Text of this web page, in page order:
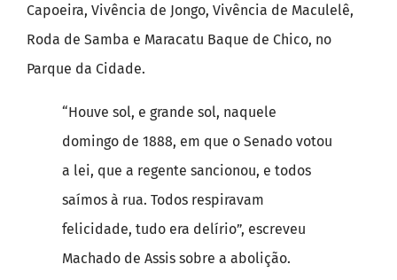
Capoeira, Vivência de Jongo, Vivência de Maculelê,
Roda de Samba e Maracatu Baque de Chico, no
Parque da Cidade.
“Houve sol, e grande sol, naquele
domingo de 1888, em que o Senado votou
a lei, que a regente sancionou, e todos
saímos à rua. Todos respiravam
felicidade, tudo era delírio”, escreveu
Machado de Assis sobre a abolição.